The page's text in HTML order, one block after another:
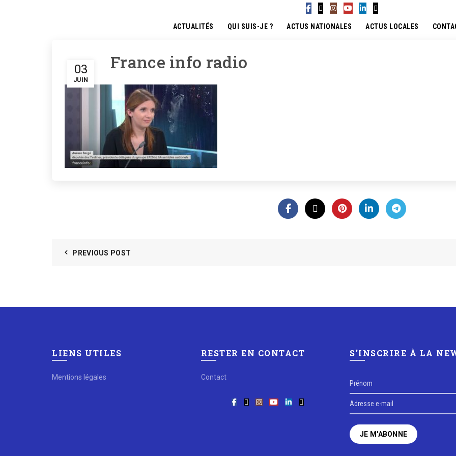
ACTUALITÉS QUI SUIS-JE ? ACTUS NATIONALES ACTUS LOCALES
03
JUIN
France info radio
PREVIOUS POST
LIENS UTILES
Mentions légales
RESTER EN CONTACT
Contact
S’INSCRIRE À LA